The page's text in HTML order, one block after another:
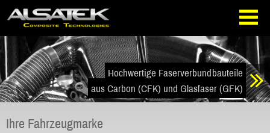
Direkt
Navigation
springen
Direkt
zum
Inhalt
springen
Hochwertige Faserverbundbauteile
aus Carbon (CFK) und Glasfaser (GFK)
Ihre Fahrzeugmarke